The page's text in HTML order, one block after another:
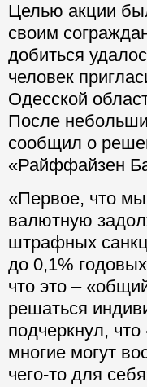
Целью акции
своим
добиться
человек
Одесской
После
сообщил о
«Райффайзен
«Первое, что
валютную
штрафных
до 0,1%
что это –
решаться
подчеркнул,
многие могут
чего-то для